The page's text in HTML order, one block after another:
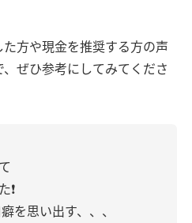
方や現金を推奨する方の声
ぜひ参考にしてみてくださ
❗️
を思い出す、、、